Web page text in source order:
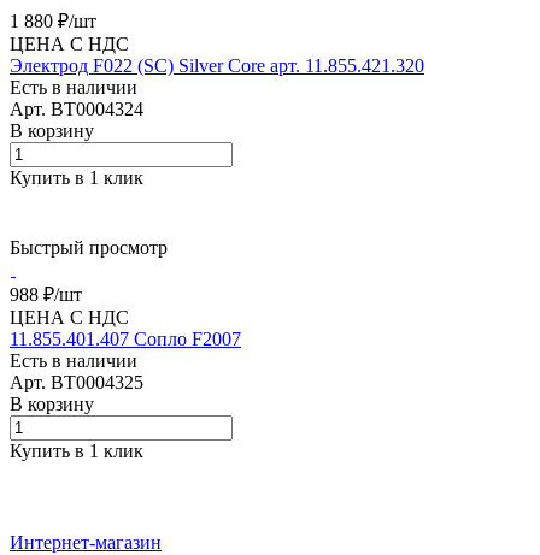
1 880 ₽/шт
ЦЕНА С НДС
Электрод F022 (SС) Silver Core арт. 11.855.421.320
Есть в наличии
Арт. BT0004324
В корзину
Купить в 1 клик
Быстрый просмотр
988 ₽/шт
ЦЕНА С НДС
11.855.401.407 Сопло F2007
Есть в наличии
Арт. BT0004325
В корзину
Купить в 1 клик
Интернет-магазин